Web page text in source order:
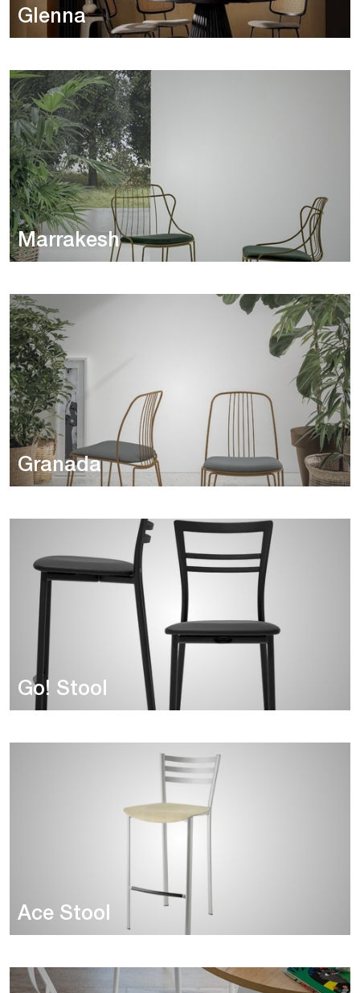
Glenna
Marrakesh
Granada
Go! Stool
Ace Stool